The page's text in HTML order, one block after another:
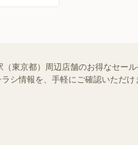
東京都）周辺店舗のお得なセー
シ情報を、手軽にご確認いただ